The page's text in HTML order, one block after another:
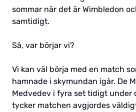
sommar när det är Wimbledon
samtidigt.
Så, var börjar vi?
Vi kan väl börja med en match
hamnade i skymundan igår. De
Medvedev i fyra set tidigt under
tycker matchen avgjordes